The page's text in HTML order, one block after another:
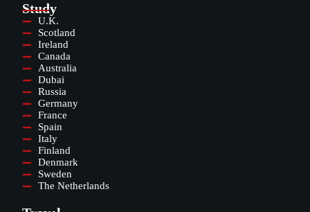
Study
U.K.
Scotland
Ireland
Canada
Australia
Dubai
Russia
Germany
France
Spain
Italy
Finland
Denmark
Sweden
The Netherlands